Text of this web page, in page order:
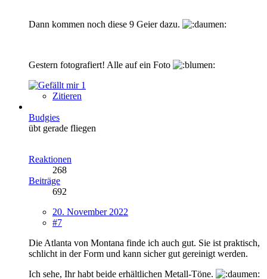
Dann kommen noch diese 9 Geier dazu.
Gestern fotografiert! Alle auf ein Foto
1
Zitieren
Budgies
übt gerade fliegen
Reaktionen
268
Beiträge
692
20. November 2022
#7
Die Atlanta von Montana finde ich auch gut. Sie ist praktisch,
schlicht in der Form und kann sicher gut gereinigt werden.
Ich sehe, Ihr habt beide erhältlichen Metall-Töne.